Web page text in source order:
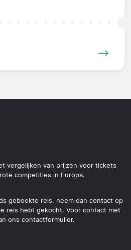
vergelijken van prijzen voor tickets
competities in Europa.
geboekte reis, neem dan contact op
reis hebt gekocht. Voor contact met
ons contactformulier.